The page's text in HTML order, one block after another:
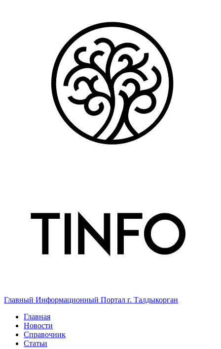
Главный Информационный Портал г. Талдыкорган
Главная
Новости
Справочник
Статьи